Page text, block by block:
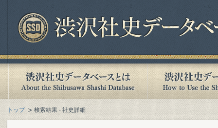
トップ 検索結果 - 社史詳細